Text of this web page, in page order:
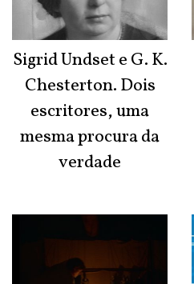
Sigrid Undset e G. K.
Chesterton. Dois
escritores, uma
mesma procura da
verdade